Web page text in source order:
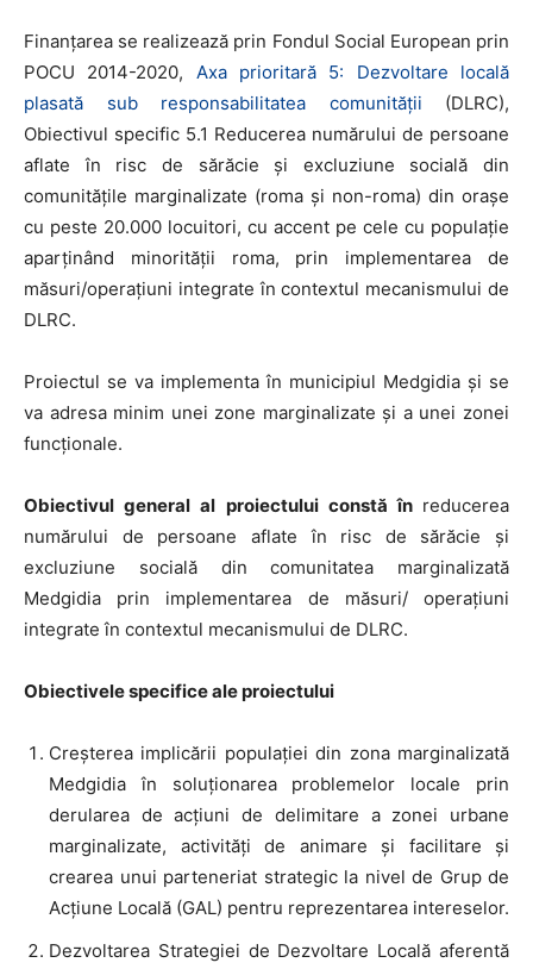
Finanțarea se realizează prin Fondul Social European prin
POCU 2014-2020, Axa prioritară 5: Dezvoltare locală
plasată sub responsabilitatea comunității (DLRC),
Obiectivul specific 5.1 Reducerea numărului de persoane
aflate în risc de sărăcie și excluziune socială din
comunitățile marginalizate (roma și non-roma) din orașe
cu peste 20.000 locuitori, cu accent pe cele cu populație
aparținând minorității roma, prin implementarea de
măsuri/operațiuni integrate în contextul mecanismului de
DLRC.
Proiectul se va implementa în municipiul Medgidia și se
va adresa minim unei zone marginalizate și a unei zonei
funcționale.
Obiectivul general al proiectului constă în reducerea
numărului de persoane aflate în risc de sărăcie și
excluziune socială din comunitatea marginalizată
Medgidia prin implementarea de măsuri/ operațiuni
integrate în contextul mecanismului de DLRC.
Obiectivele specifice ale proiectului
Creșterea implicării populației din zona marginalizată
Medgidia în soluționarea problemelor locale prin
derularea de acțiuni de delimitare a zonei urbane
marginalizate, activități de animare și facilitare și
crearea unui parteneriat strategic la nivel de Grup de
Acțiune Locală (GAL) pentru reprezentarea intereselor.
Dezvoltarea Strategiei de Dezvoltare Locală aferentă